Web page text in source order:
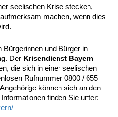
seelischen Krise stecken,
machen, wenn dies
Bürgerinnen und Bürger in
Der Krisendienst Bayern
die sich in einer seelischen
Rufnummer 0800 / 655
können sich an den
finden Sie unter: